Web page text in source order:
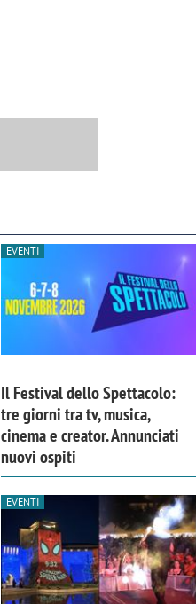
EVENTI
Il Festival dello Spettacolo:
tre giorni tra tv, musica,
cinema e creator. Annunciati
nuovi ospiti
EVENTI